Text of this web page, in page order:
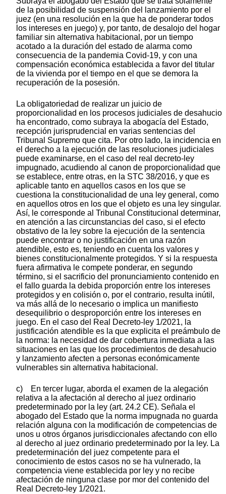
de la posibilidad de suspensión del lanzamiento por el
juez (en una resolución en la que ha de ponderar todos
los intereses en juego) y, por tanto, de desalojo del hogar
familiar sin alternativa habitacional, por un tiempo
acotado a la duración del estado de alarma como
consecuencia de la pandemia Covid-19, y con una
compensación económica establecida a favor del titular
de la vivienda por el tiempo en el que se demora la
recuperación de la posesión.
La obligatoriedad de realizar un juicio de
proporcionalidad en los procesos judiciales de desahucio
ha encontrado, como subraya la abogacía del Estado,
recepción jurisprudencial en varias sentencias del
Tribunal Supremo que cita. Por otro lado, la incidencia en
el derecho a la ejecución de las resoluciones judiciales
puede examinarse, en el caso del real decreto-ley
impugnado, acudiendo al canon de proporcionalidad que
se establece, entre otras, en la STC 38/2016, y que es
aplicable tanto en aquellos casos en los que se
cuestiona la constitucionalidad de una ley general, como
en aquellos otros en los que el objeto es una ley singular.
Así, le corresponde al Tribunal Constitucional determinar,
en atención a las circunstancias del caso, si el efecto
obstativo de la ley sobre la ejecución de la sentencia
puede encontrar o no justificación en una razón
atendible, esto es, teniendo en cuenta los valores y
bienes constitucionalmente protegidos. Y si la respuesta
fuera afirmativa le compete ponderar, en segundo
término, si el sacrificio del pronunciamiento contenido en
el fallo guarda la debida proporción entre los intereses
protegidos y en colisión o, por el contrario, resulta inútil,
va más allá de lo necesario o implica un manifiesto
desequilibrio o desproporción entre los intereses en
juego. En el caso del Real Decreto-ley 1/2021, la
justificación atendible es la que explicita el preámbulo de
la norma: la necesidad de dar cobertura inmediata a las
situaciones en las que los procedimientos de desahucio
y lanzamiento afecten a personas económicamente
vulnerables sin alternativa habitacional.
c) En tercer lugar, aborda el examen de la alegación
relativa a la afectación al derecho al juez ordinario
predeterminado por la ley (art. 24.2 CE). Señala el
abogado del Estado que la norma impugnada no guarda
relación alguna con la modificación de competencias de
unos u otros órganos jurisdiccionales afectando con ello
al derecho al juez ordinario predeterminado por la ley. La
predeterminación del juez competente para el
conocimiento de estos casos no se ha vulnerado, la
competencia viene establecida por ley y no recibe
afectación de ninguna clase por mor del contenido del
Real Decreto-ley 1/2021.